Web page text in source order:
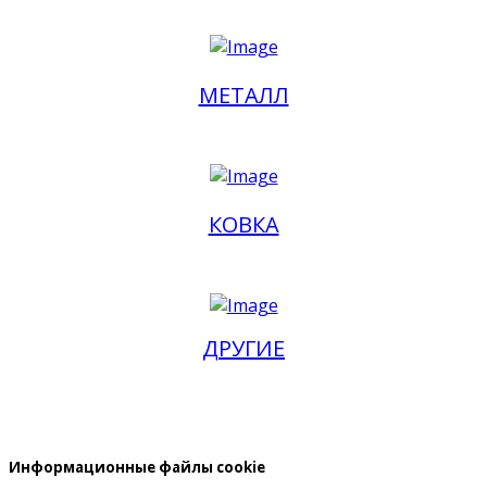
МЕТАЛЛ
КОВКА
ДРУГИЕ
Информационные файлы cookie